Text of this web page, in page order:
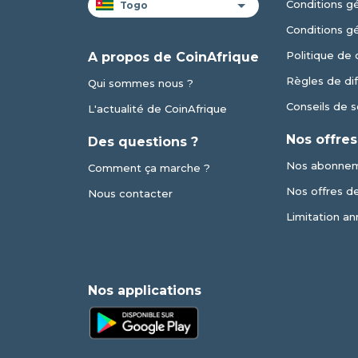
A propos de CoinAfrique
Qui sommes nous ?
L'actualité de CoinAfrique
Des questions ?
Comment ça marche ?
Nous contacter
Conditions
Conditions
Politique de
Règles de
Conseils de
Nos offres
Nos
Nos offres
Limitation
Nos applications